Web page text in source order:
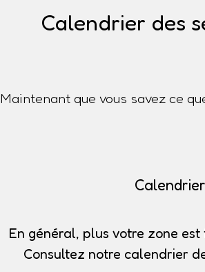
Calendrier des
Maintenant que vous savez ce
En général, plus votre zone
Consultez notre calendrier